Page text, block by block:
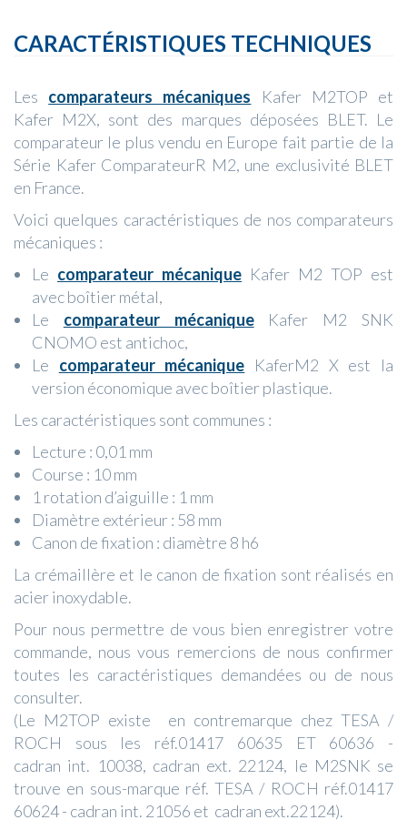
CARACTÉRISTIQUES TECHNIQUES
Les comparateurs mécaniques Kafer M2TOP et
Kafer M2X, sont des marques déposées BLET. Le
comparateur le plus vendu en Europe fait partie de la
Série Kafer ComparateurR M2, une exclusivité BLET
en France.
Voici quelques caractéristiques de nos comparateurs
mécaniques :
Le comparateur mécanique Kafer M2 TOP est
avec boîtier métal,
Le comparateur mécaniqueKafer M2 SNK
CNOMO est antichoc,
Le comparateur mécanique KaferM2 X est la
version économique avec boîtier plastique.
Les caractéristiques sont communes :
Lecture : 0,01 mm
Course : 10 mm
1 rotation d’aiguille : 1 mm
Diamètre extérieur : 58 mm
Canon de fixation : diamètre 8 h6
La crémaillère et le canon de fixation sont réalisés en
acier inoxydable.
Pour nous permettre de vous bien enregistrer votre
commande, nous vous remercions de nous confirmer
toutes les caractéristiques demandées ou de nous
consulter.
(Le M2TOP existe en contremarque chez TESA /
ROCH sous les réf.01417 60635 ET 60636 -
cadran int. 10038, cadran ext. 22124, le M2SNK se
trouve en sous-marque réf. TESA / ROCH réf.01417
60624 - cadran int. 21056 et cadran ext.22124).